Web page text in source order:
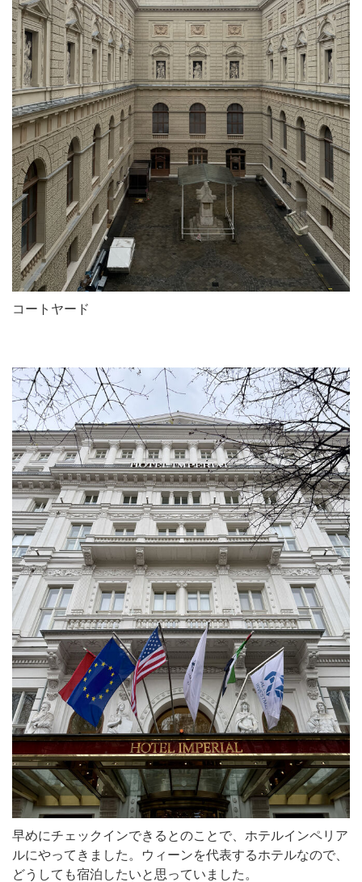
コートヤード
早めにチェックインできるとのことで、ホテルインペリア
ルにやってきました。ウィーンを代表するホテルなので、
どうしても宿泊したいと思っていました。